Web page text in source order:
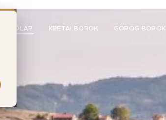
KEZDŐLAP KRÉTAI BOROK GÖRÖG BOROK